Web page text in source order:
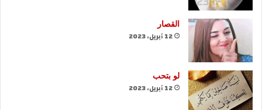
القصار
12 أبريل، 2023
لو بتحب
12 أبريل، 2023